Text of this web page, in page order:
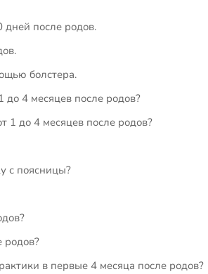
после родов.
болстера.
до 4 месяцев после родов?
1 до 4 месяцев после родов?
с поясницы?
родов?
в первые 4 месяца после родов?